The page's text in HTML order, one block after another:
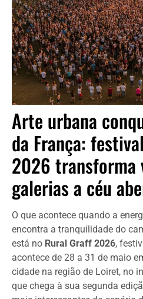
Arte urbana
da França:
2026 transforma
galerias a céu
O que acontece quando a
encontra a tranquilidade do
está no Rural Graff 2026,
acontece de 28 a 31 de maio
cidade na região de Loiret, no
que chega à sua segunda